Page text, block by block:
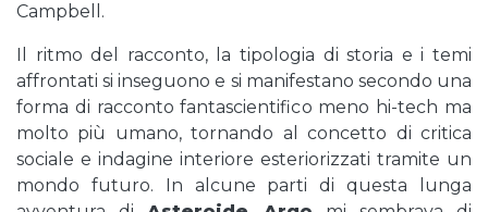
Campbell.
Il ritmo del racconto, la tipologia di storia e i temi
affrontati si inseguono e si manifestano secondo una
forma di racconto fantascientifico meno hi-tech ma
molto più umano, tornando al concetto di critica
sociale e indagine interiore esteriorizzati tramite un
mondo futuro. In alcune parti di questa lunga